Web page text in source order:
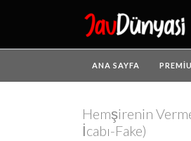
ANA SAYFA
Hemşirenin
İcabı-Fake)